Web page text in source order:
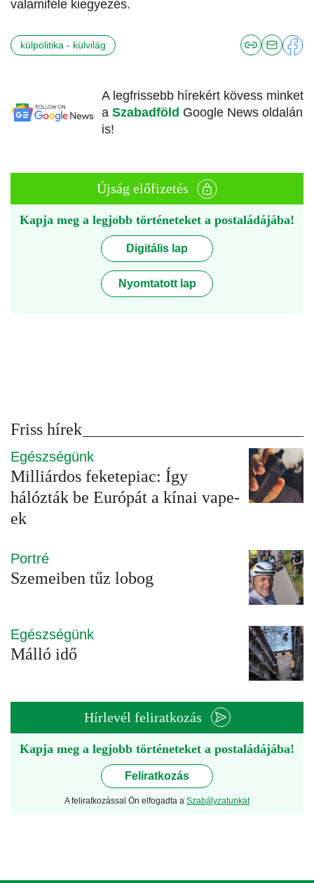
valamiféle kiegyezés.
külpolitika - külvilág
A legfrissebb hírekért kövess minket
a Szabadföld Google News oldalán
is!
Újság előfizetés
Kapja meg a legjobb történeteket a postaládájába!
Digitális lap
Nyomtatott lap
Friss hírek
Egészségünk
Milliárdos feketepiac: Így
hálózták be Európát a kínai vape-
ek
Portré
Szemeiben tűz lobog
Egészségünk
Málló idő
Hírlevél feliratkozás
Kapja meg a legjobb történeteket a postaládájába!
Feliratkozás
A feliratkozással Ön elfogadta a Szabályzatunkat